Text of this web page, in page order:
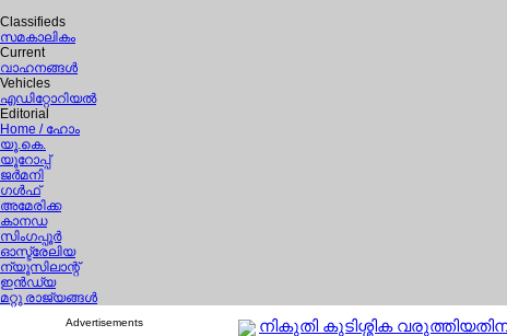
Classifieds
സമകാലികം
Current
വാഹനങ്ങള്‍
Vehicles
എഡിറ്റോറിയല്‍
Editorial
Home / ഹോം
യൂ.കെ.
യൂറോപ്പ്
ജര്‍മനി
ഗള്‍ഫ്
അമേരിക്ക
കാനഡ
സിംഗപ്പൂര്‍
ഓസ്ട്രേലിയ
ന്യൂസിലാന്റ്
ഇന്‍ഡ്യ
മറ്റു രാജ്യങ്ങള്‍
Advertisements നികുതി കുടിശ്ശിക